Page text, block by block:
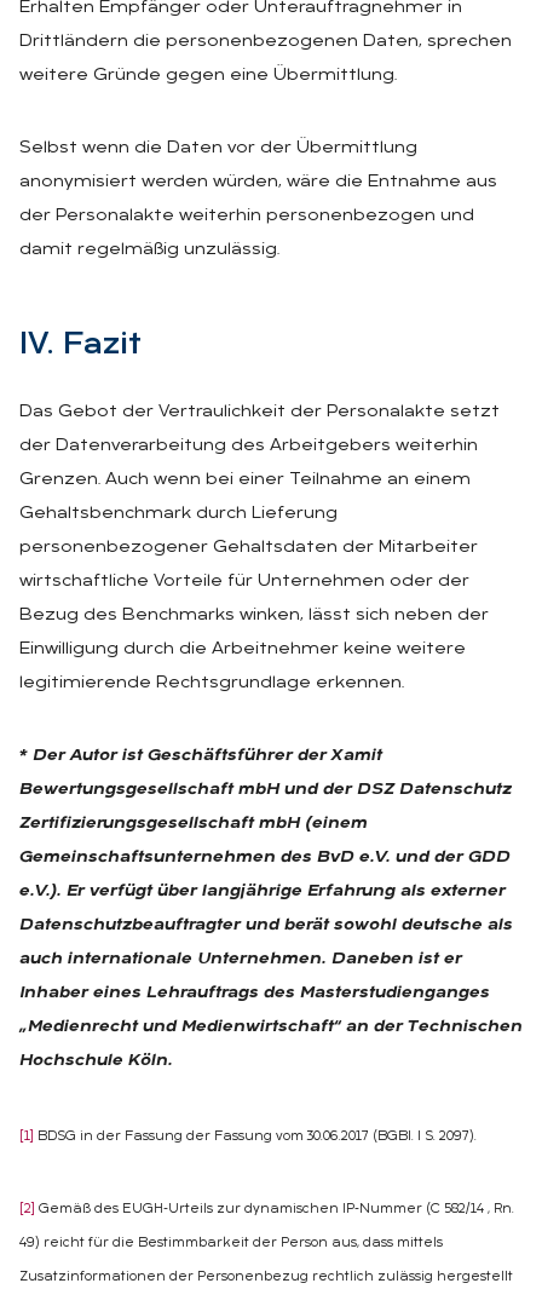
Erhalten Empfänger oder Unterauftragnehmer in
Drittländern die personenbezogenen Daten, sprechen
weitere Gründe gegen eine Übermittlung.
Selbst wenn die Daten vor der Übermittlung
anonymisiert werden würden, wäre die Entnahme aus
der Personalakte weiterhin personenbezogen und
damit regelmäßig unzulässig.
IV. Fa­zit
Das Gebot der Vertraulichkeit der Personalakte setzt
der Datenverarbeitung des Arbeitgebers weiterhin
Grenzen. Auch wenn bei einer Teilnahme an einem
Gehaltsbenchmark durch Lieferung
personenbezogener Gehaltsdaten der Mitarbeiter
wirtschaftliche Vorteile für Unternehmen oder der
Bezug des Benchmarks winken, lässt sich neben der
Einwilligung durch die Arbeitnehmer keine weitere
legitimierende Rechtsgrundlage erkennen.
* Der Autor ist Geschäftsführer der Xamit
Bewertungsgesellschaft mbH und der DSZ Datenschutz
Zertifizierungsgesellschaft mbH (einem
Gemeinschaftsunternehmen des BvD e.V. und der GDD
e.V.). Er verfügt über langjährige Erfahrung als externer
Datenschutzbeauftragter und berät sowohl deutsche als
auch internationale Unternehmen. Daneben ist er
Inhaber eines Lehrauftrags des Masterstudienganges
„Medienrecht und Medienwirtschaft“ an der Technischen
Hochschule Köln.
[1] BDSG in der Fassung der Fassung vom 30.06.2017 (BGBl. I S. 2097).
[2] Gemäß des EUGH-Urteils zur dynamischen IP-Nummer (C 582/14 , Rn.
49) reicht für die Bestimmbarkeit der Person aus, dass mittels
Zusatzinformationen der Personenbezug rechtlich zulässig hergestellt